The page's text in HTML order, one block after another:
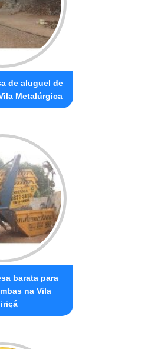
de aluguel de
Metalúrgica
barata para
na Vila